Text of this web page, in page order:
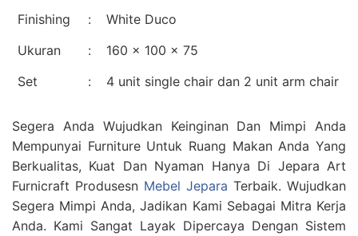
Finishing
:
White Duco
Ukuran
:
160 x 100 x 75
Set
: 4 unit single chair dan 2 unit arm chair
Segera Anda Wujudkan Keinginan Dan Mimpi Anda
Mempunyai Furniture Untuk Ruang Makan Anda Yang
Berkualitas, Kuat Dan Nyaman Hanya Di Jepara Art
Furnicraft Produsesn Mebel Jepara Terbaik. Wujudkan
Segera Mimpi Anda, Jadikan Kami Sebagai Mitra Kerja
Anda. Kami Sangat Layak Dipercaya Dengan Sistem